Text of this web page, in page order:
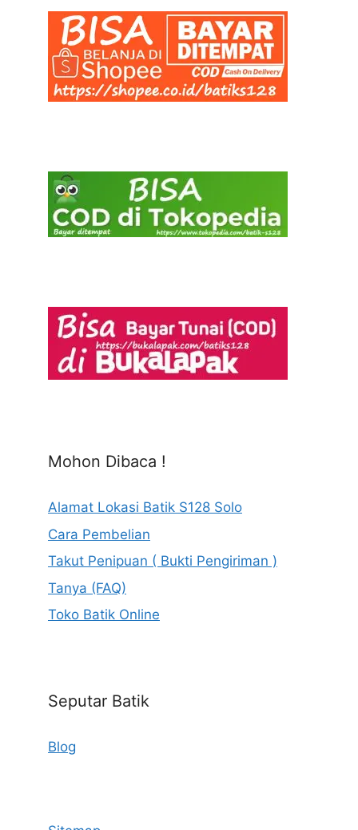
Mohon Dibaca !
Alamat Lokasi Batik S128 Solo
Cara Pembelian
Takut Penipuan ( Bukti Pengiriman )
Tanya (FAQ)
Toko Batik Online
Seputar Batik
Blog